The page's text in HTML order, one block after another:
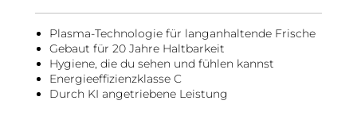
Plasma-Technologie für langanhaltende Frische
Gebaut für 20 Jahre Haltbarkeit
Hygiene, die du sehen und fühlen kannst
Energieeffizienzklasse C
Durch KI angetriebene Leistung